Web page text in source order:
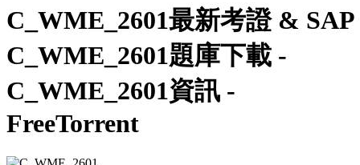
C_WME_2601最新考證 & SAP
C_WME_2601題庫下載 -
C_WME_2601資訊 -
FreeTorrent